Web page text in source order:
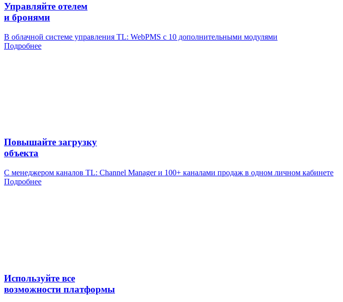
Управляйте отелем
и бронями
В облачной системе управления TL: WebPMS c 10 дополнительными модулями
Подробнее
Повышайте загрузку
объекта
С менеджером каналов TL: Channel Manager и 100+ каналами продаж в одном личном кабинете
Подробнее
Используйте все
возможности платформы